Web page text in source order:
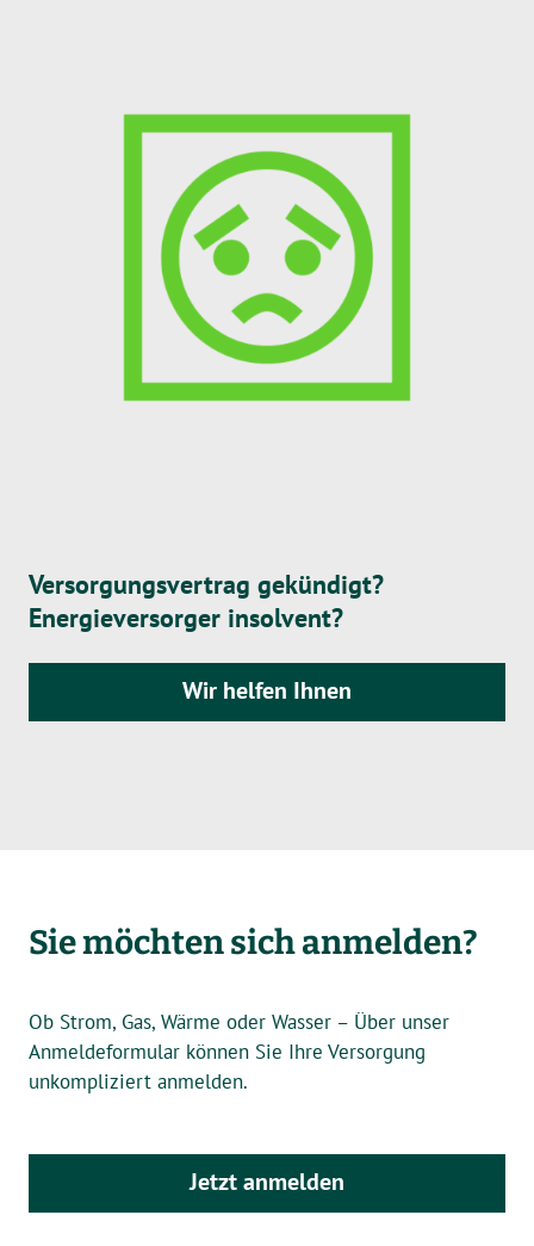
Versorgungsvertrag gekündigt?
Energieversorger insolvent?
Wir helfen Ihnen
Sie möchten sich anmelden?
Ob Strom, Gas, Wärme oder Wasser – Über unser
Anmeldeformular können Sie Ihre Versorgung
unkompliziert anmelden.
Jetzt anmelden